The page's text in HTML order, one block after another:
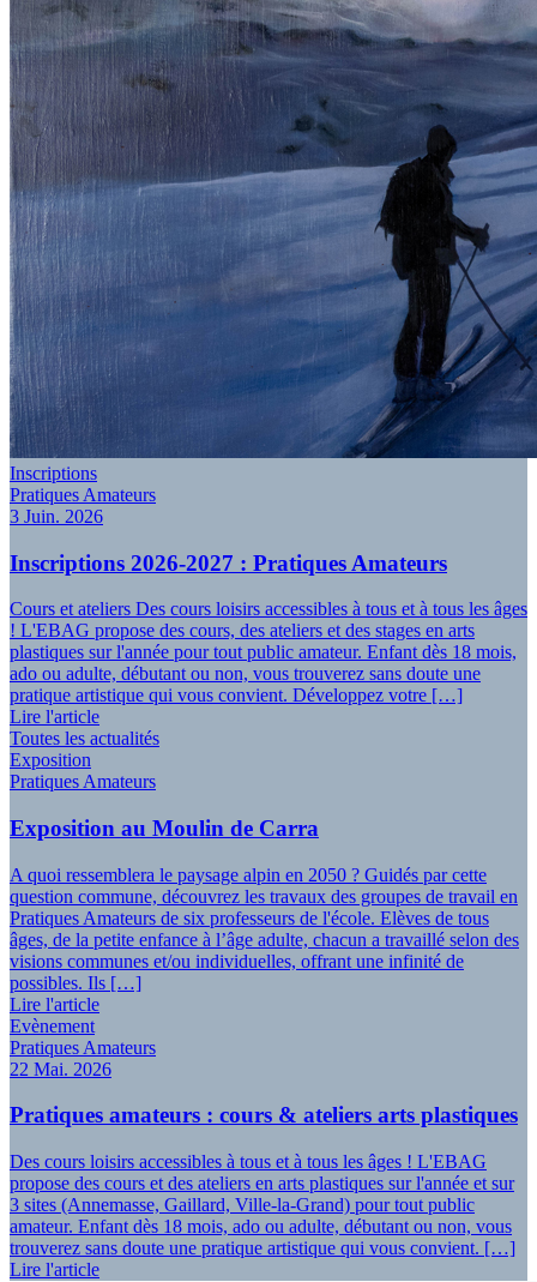
EXPOSITION
Inscriptions
Pratiques Amateurs
3 Juin. 2026
Inscriptions 2026-2027 : Pratiques Amateurs
Cours et ateliers Des cours loisirs accessibles à tous et à tous les âges
! L'EBAG propose des cours, des ateliers et des stages en arts
plastiques sur l'année pour tout public amateur. Enfant dès 18 mois,
ado ou adulte, débutant ou non, vous trouverez sans doute une
pratique artistique qui vous convient. Développez votre […]
Lire l'article
Toutes les actualités
Exposition
Pratiques Amateurs
Exposition au Moulin de Carra
A quoi ressemblera le paysage alpin en 2050 ? Guidés par cette
question commune, découvrez les travaux des groupes de travail en
Pratiques Amateurs de six professeurs de l'école. Elèves de tous
âges, de la petite enfance à l’âge adulte, chacun a travaillé selon des
visions communes et/ou individuelles, offrant une infinité de
possibles. Ils […]
Lire l'article
Evènement
Pratiques Amateurs
22 Mai. 2026
Pratiques amateurs : cours & ateliers arts plastiques
Des cours loisirs accessibles à tous et à tous les âges ! L'EBAG
propose des cours et des ateliers en arts plastiques sur l'année et sur
3 sites (Annemasse, Gaillard, Ville-la-Grand) pour tout public
amateur. Enfant dès 18 mois, ado ou adulte, débutant ou non, vous
trouverez sans doute une pratique artistique qui vous convient. […]
Lire l'article